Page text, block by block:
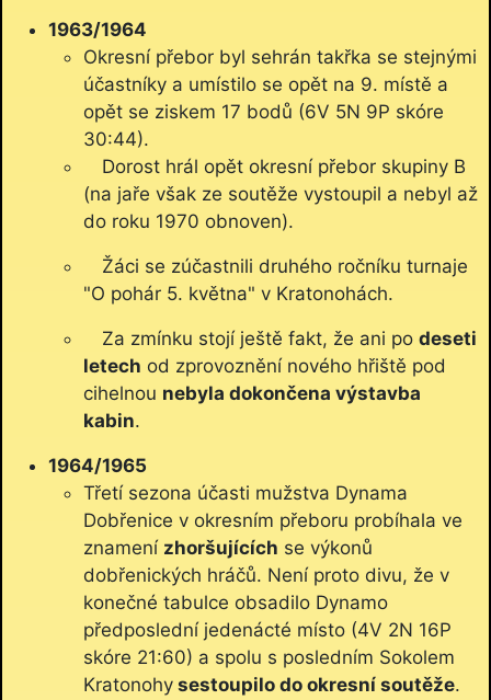
1963/1964
Okresní přebor byl sehrán takřka se stejnými
účastníky a umístilo se opět na 9. místě a
opět se ziskem 17 bodů (6V 5N 9P skóre
30:44).
Dorost hrál opět okresní přebor skupiny B
(na jaře však ze soutěže vystoupil a nebyl až
do roku 1970 obnoven).
Žáci se zúčastnili druhého ročníku turnaje
"O pohár 5. května" v Kratonohách.
Za zmínku stojí ještě fakt, že ani po deseti
letech od zprovoznění nového hřiště pod
cihelnou nebyla dokončena výstavba
kabin.
1964/1965
Třetí sezona účasti mužstva Dynama
Dobřenice v okresním přeboru probíhala ve
znamení zhoršujících se výkonů
dobřenických hráčů. Není proto divu, že v
konečné tabulce obsadilo Dynamo
předposlední jedenácté místo (4V 2N 16P
skóre 21:60) a spolu s posledním Sokolem
Kratonohy sestoupilo do okresní soutěže.